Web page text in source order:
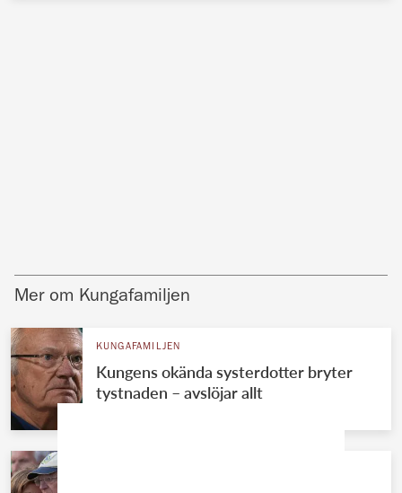
Mer om Kungafamiljen
KUNGAFAMILJEN
Kungens okända systerdotter bryter
tystnaden – avslöjar allt